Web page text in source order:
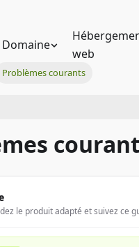
Domaine
web
Problèmes courants
le produit adapté et suivez ce